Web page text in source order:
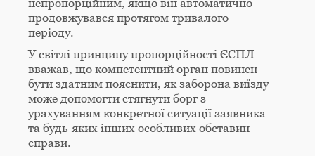
продовжувався протягом тривалого
періоду.
У світлі принципу пропорційності ЄСПЛ
вважав, що компетентний орган повинен
бути здатним пояснити, як заборона виїзду
може допомогти стягнути борг з
урахуванням конкретної ситуації заявника
та будь-яких інших особливих обставин
справи.